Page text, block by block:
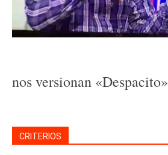
nos versionan «Despacito»
CRITERIOS